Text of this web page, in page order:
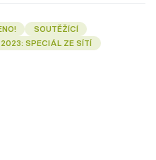
SOUTĚŽÍCÍ
2023: SPECIÁL ZE SÍTÍ